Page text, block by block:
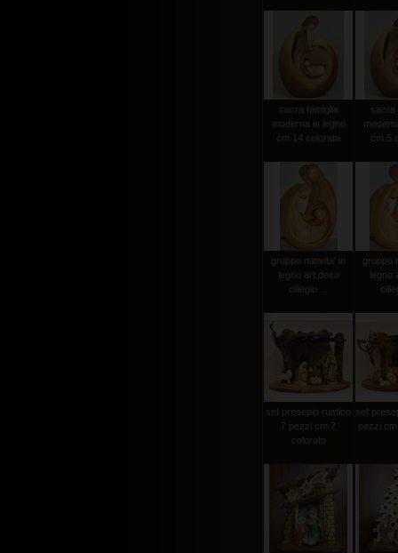
sacra famiglia
moderna in legno
cm.14 colorata
sacra
cm.5
gruppo nativita' in
legno art.deco
ciliegio ...
gruppo
legno
set presepio rustico
7 pezzi cm.7
colorato
set
pezzi